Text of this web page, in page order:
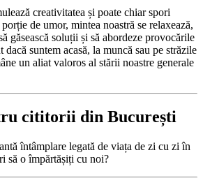
creativitatea și poate chiar spori
de umor, mintea noastră se relaxează,
găsească soluții și să abordeze provocările
suntem acasă, la muncă sau pe străzile
un aliat valoros al stării noastre generale
cititorii din București
întâmplare legată de viața de zi cu zi în
să o împărtășiți cu noi?